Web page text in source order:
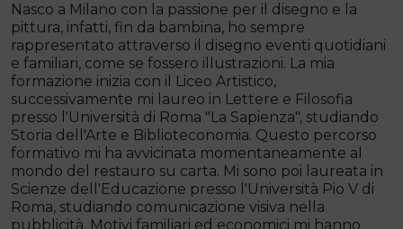
Nasco a Milano con la passione per il disegno e la
pittura, infatti, fin da bambina, ho sempre
rappresentato attraverso il disegno eventi quotidiani
e familiari, come se fossero illustrazioni. La mia
formazione inizia con il Liceo Artistico,
successivamente mi laureo in Lettere e Filosofia
presso l'Università di Roma "La Sapienza", studiando
Storia dell'Arte e Biblioteconomia. Questo percorso
formativo mi ha avvicinata momentaneamente al
mondo del restauro su carta. Mi sono poi laureata in
Scienze dell'Educazione presso l'Università Pio V di
Roma, studiando comunicazione visiva nella
pubblicità. Motivi familiari ed economici mi hanno